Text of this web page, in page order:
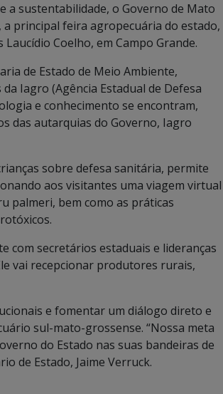
a sustentabilidade, o Governo de Mato
a principal feira agropecuária do estado,
Coelho, em Campo Grande.
de Estado de Meio Ambiente,
Iagro (Agência Estadual de Defesa
e conhecimento se encontram,
das autarquias do Governo, Iagro
sobre defesa sanitária, permite
aos visitantes uma viagem virtual
palmeri, bem como as práticas
com secretários estaduais e lideranças
vai recepcionar produtores rurais,
e fomentar um diálogo direto e
sul-mato-grossense. “Nossa meta
do Estado nas suas bandeiras de
de Estado, Jaime Verruck.